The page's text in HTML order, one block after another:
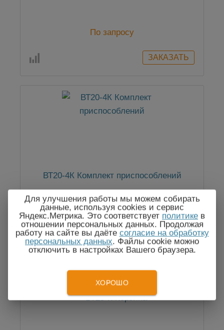
По запросу
ВТ20-4К Комплект приспособлений
По запросу
Для улучшения работы мы можем собирать
данные, используя cookies и сервис
Яндекс.Метрика. Это соответствует политике в
отношении персональных данных. Продолжая
работу на сайте вы даёте согласие на обработку
персональных данных. Файлы cookie можно
отключить в настройках Вашего браузера.
ХОРОШО